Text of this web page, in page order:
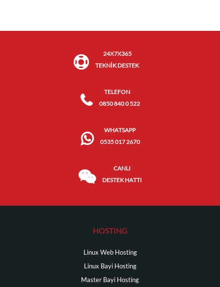
24X7X365
TEKNİK DESTEK
TELEFON
0850 840 0 522
WHATSAPP
0535 017 2670
CANLI
DESTEK HATTI
HOSTING
Linux Web Hosting
Linux Bayi Hosting
Master Bayi Hosting